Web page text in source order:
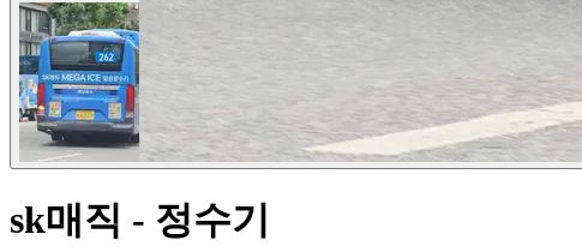
sk매직 - 정수기